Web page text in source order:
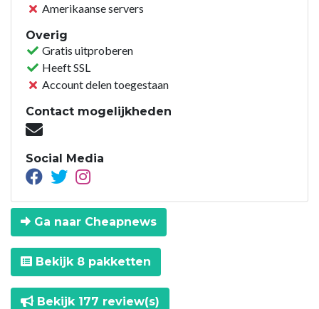
Amerikaanse servers
Overig
Gratis uitproberen
Heeft SSL
Account delen toegestaan
Contact mogelijkheden
Social Media
Ga naar Cheapnews
Bekijk 8 pakketten
Bekijk 177 review(s)